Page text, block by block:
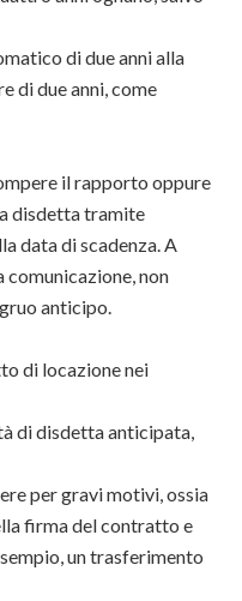
di due anni alla
di due anni, come
il rapporto oppure
disdetta tramite
data di scadenza. A
non
anticipo.
di locazione nei
di disdetta anticipata,
per gravi motivi, ossia
firma del contratto e
un trasferimento